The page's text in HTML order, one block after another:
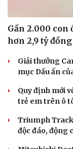
Gần 2.000
hơn 2,9 tỷ đồng
Giải thưởng
mục Dấu ấn
Quy định mới
trẻ em trên ô
Triumph
độc đáo, động